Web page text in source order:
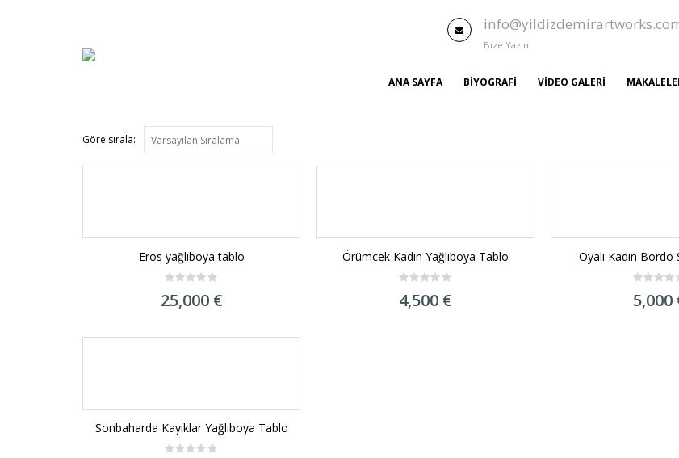
Bize Yazın
ANA SAYFA BIYOGRAFI VIDEO GALERI
Göre sırala:
Eros yağlıboya tablo
0
out
25,000 €
Örümcek Kadın Yağlıboya Tablo
0
out
4,500 €
Oyalı Kadın
0
out
5,000
Sonbaharda Kayıklar Yağlıboya Tablo